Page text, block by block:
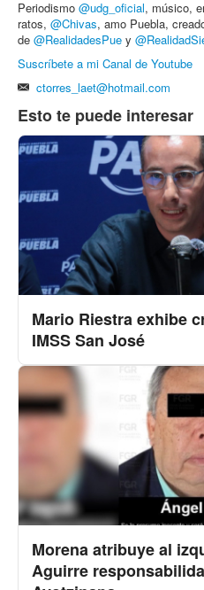
Periodismo @udg_oficial, músico,
ratos, @Chivas, amo Puebla,
de @RealidadesPue y
Suscríbete a mi Canal de Youtube
ctorres_laet@hotmail.com
Esto te puede interesar
Mario Riestra exhibe
IMSS San José
Morena atribuye al
Aguirre